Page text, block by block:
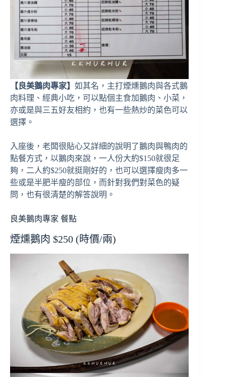
【良美鵝肉專家】 如其名，主打煙燻鵝肉與各式鵝
肉料理、經典小吃，可以點個主食加鵝肉、小菜，
亦或是與三五好友相約，也有一些熱炒的菜色可以
選擇。
入座後，老闆很貼心又詳細的說明了鵝肉與鴨肉的
點餐方式，以鵝肉來說，一人份大約$150就很足
夠，二人約$250就挺剛好的，也可以選擇瘦肉多一
些或是半肥半瘦的部位，而針對我們對菜色的疑
問，也有很清楚的解答說明。
良美鵝肉專家 餐點
煙燻鵝肉 $250 (時價/兩)